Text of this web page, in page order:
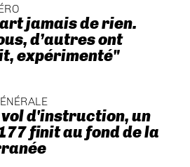
jamais de rien.
d’autres ont
expérimenté"
vol d'instruction, un
finit au fond de la